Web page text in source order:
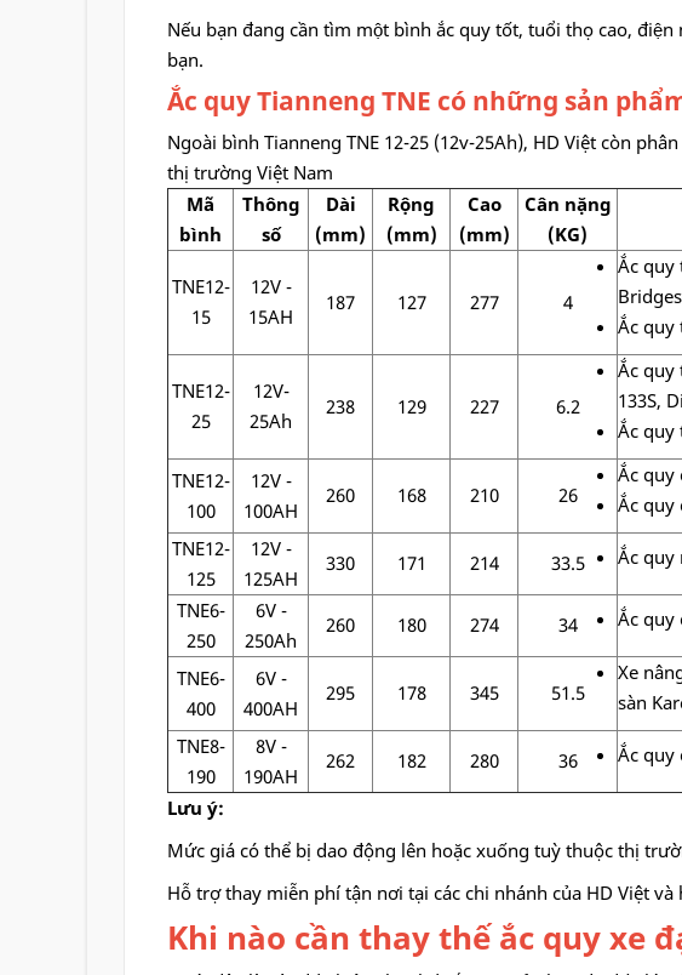
Nếu bạn đang cần tìm một bình ắc quy tốt, tuổi thọ cao,
bạn.
Ắc quy Tianneng TNE có những sản
Ngoài bình Tianneng TNE 12-25 (12v-25Ah), HD Việt còn
thị trường Việt Nam
Mã
bình
Thông
số
Dài
(mm)
Rộng
(mm)
Cao
(mm)
Cân nặng
(KG)
TNE12-
15
12V -
15AH
187 127 277 4
Ắc quy
Ắc quy
TNE12-
25
12V-
25Ah
238 129 227 6.2
Ắc quy
133S,
Ắc quy
TNE12-
100
12V -
100AH
260 168 210 26
Ắc quy
Ắc quy
TNE12-
125
12V -
125AH
330 171 214 33.5 Ắc quy
TNE6-
250
6V -
250Ah
260 180 274 34 Ắc quy
TNE6-
400
6V -
400AH
295 178 345 51.5
Xe
sàn
TNE8-
190
8V -
190AH
262 182 280 36 Ắc quy
Lưu ý:
Mức giá có thể bị dao động lên hoặc xuống tuỳ thuộc thị
Hỗ trợ thay miễn phí tận nơi tại các chi nhánh của HD Việt
Khi nào cần thay thế ắc quy xe